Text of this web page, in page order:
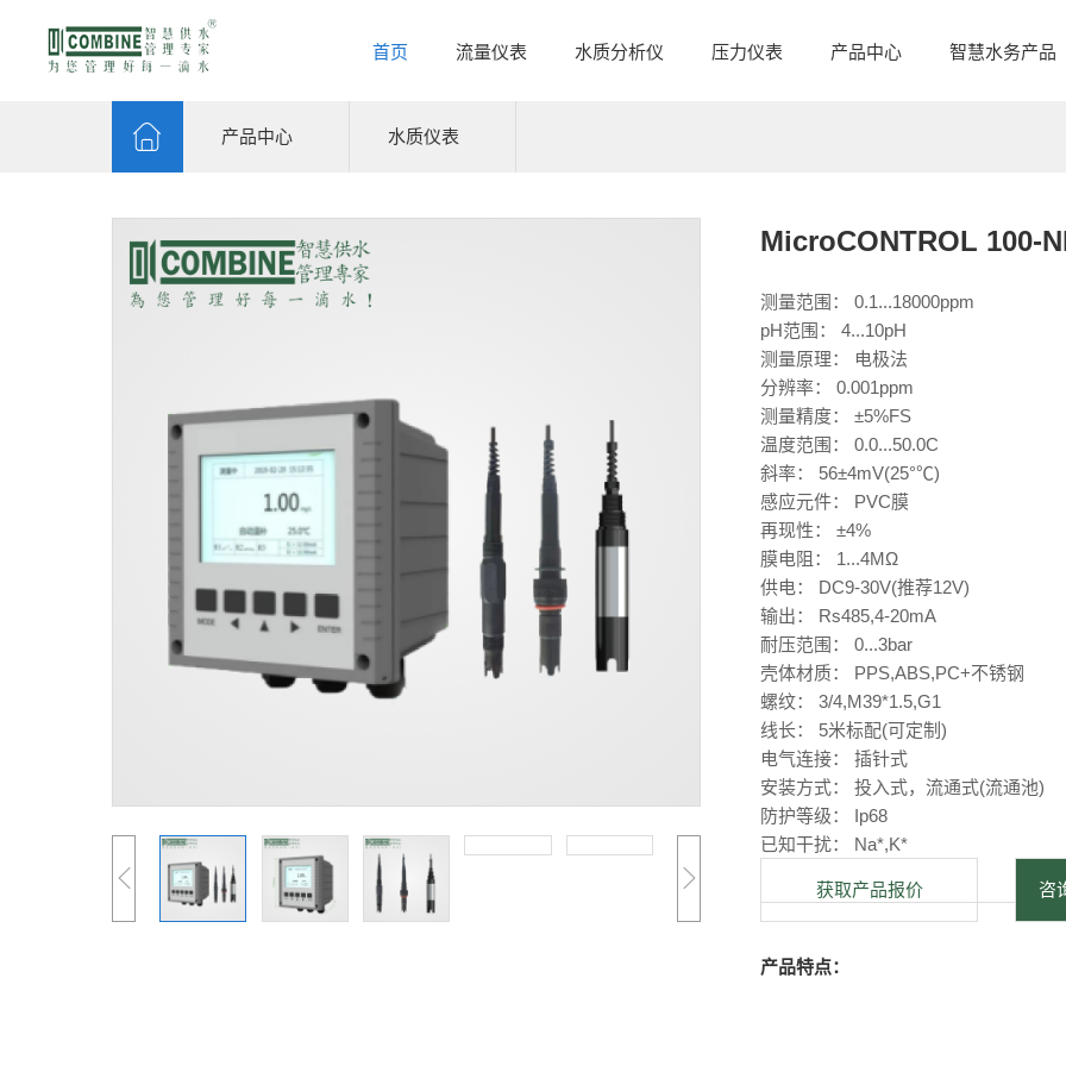
首页 流量仪表 水质分析仪 压力仪表 产品中心 智慧水务产品
产品中心 水质仪表
MicroCONTROL 100-
测量范围： 0.1...18000ppm
pH范围： 4...10pH
测量原理： 电极法
分辨率： 0.001ppm
测量精度： ±5%FS
温度范围： 0.0...50.0C
斜率： 56±4mV(25°℃)
感应元件： PVC膜
再现性： ±4%
膜电阻： 1...4MΩ
供电： DC9-30V(推荐12V)
输出： Rs485,4-20mA
耐压范围： 0...3bar
壳体材质： PPS,ABS,PC+不锈钢
螺纹： 3/4,M39*1.5,G1
线长： 5米标配(可定制)
电气连接： 插针式
安装方式： 投入式，流通式(流通池)
防护等级： Ip68
已知干扰： Na*,K*
产品特点：
获取产品报价 咨